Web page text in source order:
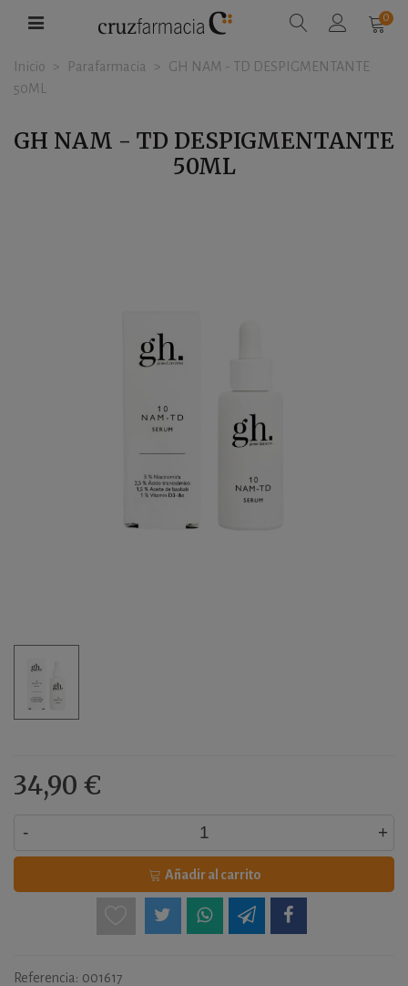
0
Inicio > Parafarmacia >
GH NAM - TD DESPIGMENTANTE
50ML
GH NAM - TD DESPIGMENTANTE
50ML
34,90 €
- +
Añadir al carrito
Referencia: 001617